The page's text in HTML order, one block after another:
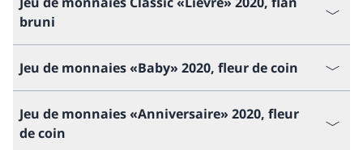
bruni
Jeu de monnaies «Baby» 2020, fleur de coin
Jeu de monnaies «Anniversaire» 2020, fleur
de coin